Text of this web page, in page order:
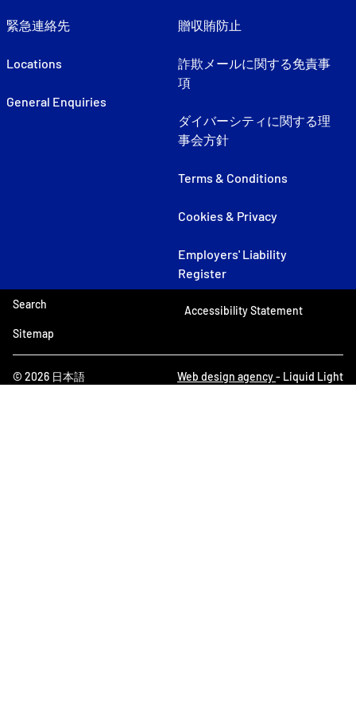
緊急連絡先
Locations
General Enquiries
贈収賄防止
詐欺メールに関する免責事
項
ダイバーシティに関する理
事会方針
Terms & Conditions
Cookies & Privacy
Employers' Liability
Register
© 2026 日本語
Search
Sitemap
Accessibility Statement
Web design agency- Liquid Light